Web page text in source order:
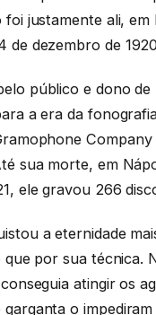
foi justamente ali, em
de dezembro de
público e dono de
a era da
sua morte, em
ele gravou 266
a eternidade
por sua técnica.
atingir os
garganta o